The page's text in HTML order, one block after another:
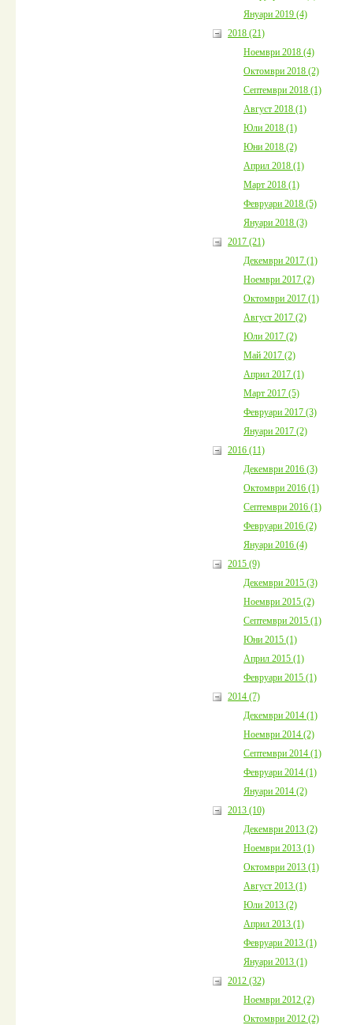
Януари 2019 (4)
2018 (21)
Ноември 2018 (4)
Октомври 2018 (2)
Септември 2018 (1)
Август 2018 (1)
Юли 2018 (1)
Юни 2018 (2)
Април 2018 (1)
Март 2018 (1)
Февруари 2018 (5)
Януари 2018 (3)
2017 (21)
Декември 2017 (1)
Ноември 2017 (2)
Октомври 2017 (1)
Август 2017 (2)
Юли 2017 (2)
Май 2017 (2)
Април 2017 (1)
Март 2017 (5)
Февруари 2017 (3)
Януари 2017 (2)
2016 (11)
Декември 2016 (3)
Октомври 2016 (1)
Септември 2016 (1)
Февруари 2016 (2)
Януари 2016 (4)
2015 (9)
Декември 2015 (3)
Ноември 2015 (2)
Септември 2015 (1)
Юни 2015 (1)
Април 2015 (1)
Февруари 2015 (1)
2014 (7)
Декември 2014 (1)
Ноември 2014 (2)
Септември 2014 (1)
Февруари 2014 (1)
Януари 2014 (2)
2013 (10)
Декември 2013 (2)
Ноември 2013 (1)
Октомври 2013 (1)
Август 2013 (1)
Юли 2013 (2)
Април 2013 (1)
Февруари 2013 (1)
Януари 2013 (1)
2012 (32)
Ноември 2012 (2)
Октомври 2012 (2)